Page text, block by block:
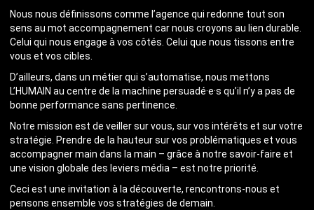
Nous nous définissons comme l’agence qui redonne tout son
sens au mot accompagnement car nous croyons au lien durable.
Celui qui nous engage à vos côtés. Celui que nous tissons entre
vous et vos cibles.
D’ailleurs, dans un métier qui s’automatise, nous mettons
L’HUMAIN au centre de la machine persuadé·e·s qu’il n’y a pas de
bonne performance sans pertinence.
Notre mission est de veiller sur vous, sur vos intérêts et sur votre
stratégie. Prendre de la hauteur sur vos problématiques et vous
accompagner main dans la main – grâce à notre savoir-faire et
une vision globale des leviers média – est notre priorité.
Ceci est une invitation à la découverte, rencontrons-nous et
pensons ensemble vos stratégies de demain.